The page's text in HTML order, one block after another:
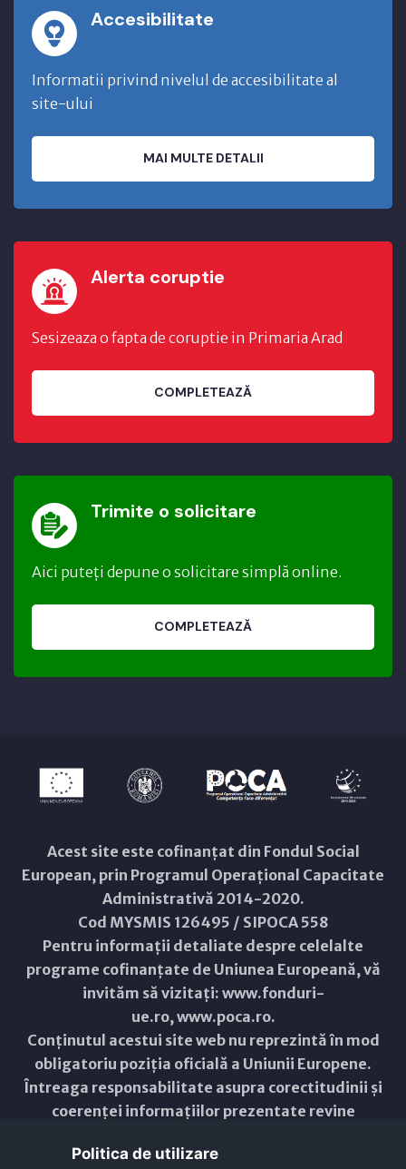
Accesibilitate
Informatii privind nivelul de accesibilitate al
site-ului
MAI MULTE DETALII
Alerta coruptie
Sesizeaza o fapta de coruptie in Primaria Arad
COMPLETEAZĂ
Trimite o solicitare
Aici puteți depune o solicitare simplă online.
COMPLETEAZĂ
Acest site este cofinanțat din Fondul Social
European, prin Programul Operațional Capacitate
Administrativă 2014-2020.
Cod MYSMIS 126495 / SIPOCA 558
Pentru informații detaliate despre celelalte
programe cofinanțate de Uniunea Europeană, vă
invităm să vizitați: www.fonduri-
ue.ro,www.poca.ro.
Conținutul acestui site web nu reprezintă în mod
obligatoriu poziția oficială a Uniunii Europene.
Întreaga responsabilitate asupra corectitudinii și
coerenței informațiilor prezentate revine
Politica de utilizare